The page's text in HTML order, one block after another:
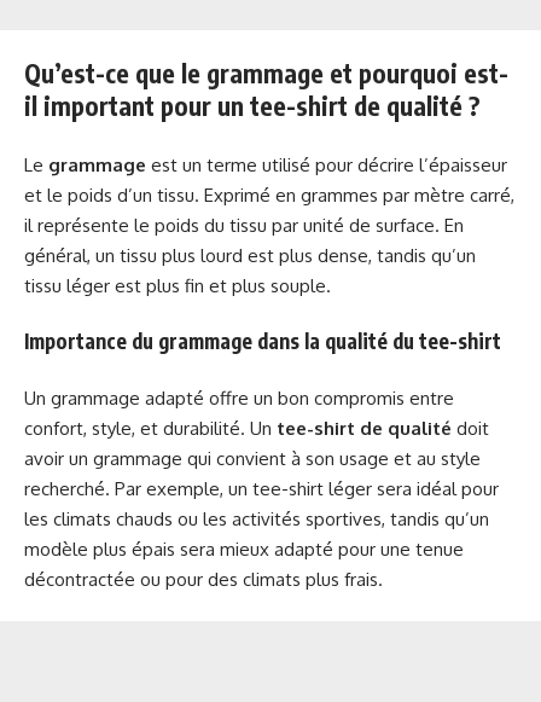
Qu’est-ce que le grammage et pourquoi est-
il important pour un tee-shirt de qualité ?
Le grammage est un terme utilisé pour décrire l’épaisseur
et le poids d’un tissu. Exprimé en grammes par mètre carré,
il représente le poids du tissu par unité de surface. En
général, un tissu plus lourd est plus dense, tandis qu’un
tissu léger est plus fin et plus souple.
Importance du grammage dans la qualité du tee-shirt
Un grammage adapté offre un bon compromis entre
confort, style, et durabilité. Un tee-shirt de qualité doit
avoir un grammage qui convient à son usage et au style
recherché. Par exemple, un tee-shirt léger sera idéal pour
les climats chauds ou les activités sportives, tandis qu’un
modèle plus épais sera mieux adapté pour une tenue
décontractée ou pour des climats plus frais.